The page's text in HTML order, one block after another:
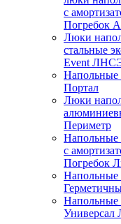
с
Погребок
Люки
стальные
Event
Портал
Люки
Периметр
с
Погребок
Универсал